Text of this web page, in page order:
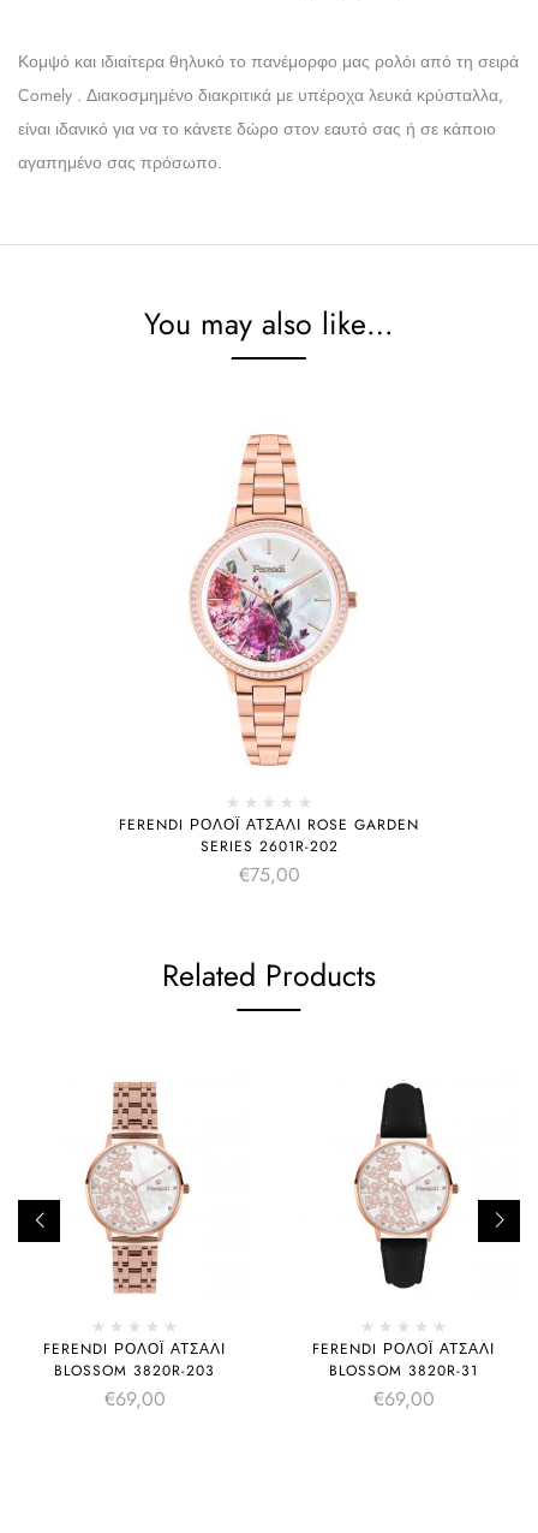
Κομψό και ιδιαίτερα θηλυκό το πανέμορφο μας ρολόι από τη σειρά
Comely . Διακοσμημένο διακριτικά με υπέροχα λευκά κρύσταλλα,
είναι ιδανικό για να το κάνετε δώρο στον εαυτό σας ή σε κάποιο
αγαπημένο σας πρόσωπο.
You may also like…
FERENDI ΡΟΛΌΙ ΑΤΣΆΛΙ ROSE GARDEN
SERIES 2601R-202
€75,00
Related Products
FERENDI ΡΟΛΌΙ ΑΤΣΆΛΙ
BLOSSOM 3820R-203
€69,00
FERENDI ΡΟΛΌΙ ΑΤΣΆΛΙ
BLOSSOM 3820R-31
€69,00